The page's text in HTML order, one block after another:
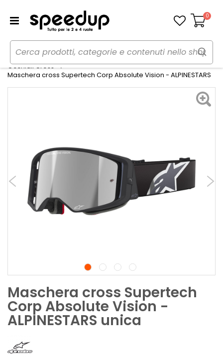
Carrello
0
Home Moto
Abbigliamento moto
Occhiali Cross
Maschera cross Supertech Corp Absolute Vision - ALPINESTARS
Maschera cross Supertech
Corp Absolute Vision -
ALPINESTARS unica